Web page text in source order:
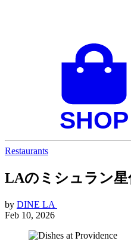
Restaurants
LAのミシュラン
by DINE LA
Feb 10, 2026